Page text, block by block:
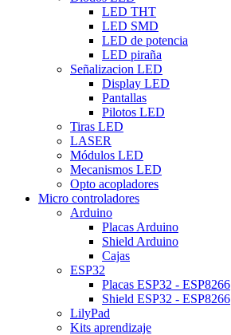
LED THT
LED SMD
LED de potencia
LED piraña
Señalizacion LED
Display LED
Pantallas
Pilotos LED
Tiras LED
LASER
Módulos LED
Mecanismos LED
Opto acopladores
Micro controladores
Arduino
Placas Arduino
Shield Arduino
Cajas
ESP32
Placas ESP32 - ESP8266
Shield ESP32 - ESP8266
LilyPad
Kits aprendizaje